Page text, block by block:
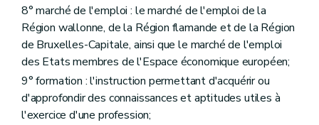
8° marché de l'emploi : le marché de l'emploi de la
Région wallonne, de la Région flamande et de la Région
de Bruxelles-Capitale, ainsi que le marché de l'emploi
des Etats membres de l'Espace économique européen;
9° formation : l'instruction permettant d'acquérir ou
d'approfondir des connaissances et aptitudes utiles à
l'exercice d'une profession;